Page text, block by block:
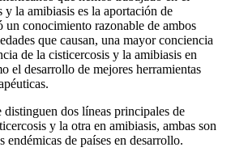
y la amibiasis es la aportación de
conocimiento razonable de ambos
que causan, una mayor conciencia
de la cisticercosis y la amibiasis en
el desarrollo de mejores herramientas
dos líneas principales de
y la otra en amibiasis, ambas son
endémicas de países en desarrollo.